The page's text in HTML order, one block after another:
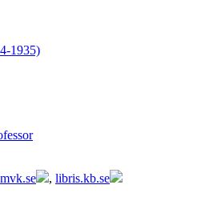
1935)
, libris.kb.se